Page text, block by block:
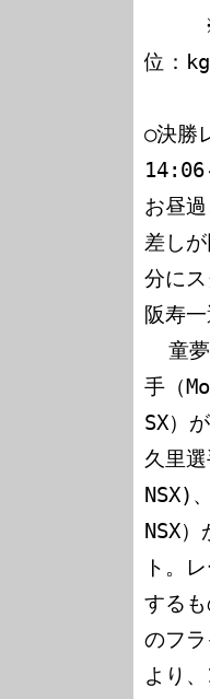
位：kg
○決勝
14:06
お昼
差し
分に
阪寿
手（
SX）
久里
NSX)
NSX
ト。
する
のフ
より